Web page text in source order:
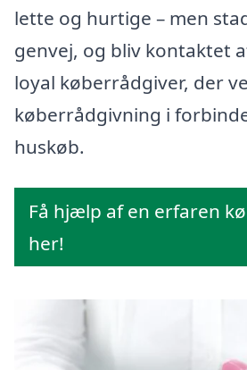
lette og hurtige – men
genvej, og bliv kontaktet
loyal køberrådgiver, der
køberrådgivning i
huskøb.
Få hjælp af en erfaren
her!